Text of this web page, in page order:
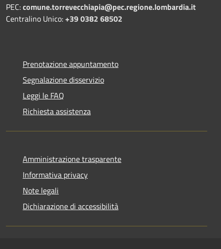
PEC:comune.torrevecchiapia@pec.regione.lombardia.it
Centralino Unico:+39 0382 68502
Prenotazione appuntamento
Segnalazione disservizio
Leggi le FAQ
Richiesta assistenza
Amministrazione trasparente
Informativa privacy
Note legali
Dichiarazione di accessibilità